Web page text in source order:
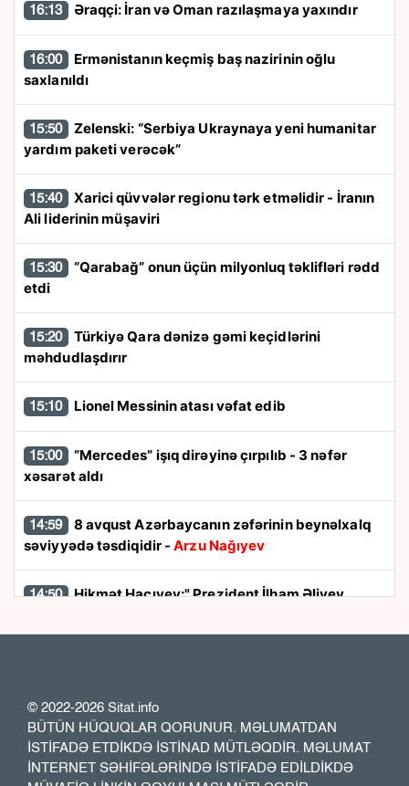
16:13 Əraqçi: İran və Oman razılaşmaya yaxındır
16:00
saxlanıldı
15:50
yardım paketi verəcək”
15:40
Ali liderinin müşaviri
15:30
etdi
15:20
məhdudlaşdırır
15:10 Lionel Messinin atası vəfat edib
15:00
xəsarət aldı
14:59
səviyyədə təsdiqidir -Arzu Nağıyev
14:50 Hikmət Hacıyev:" Prezident İlham Əliyev
14:40 Ukraynada hərbi helikopterin qəzaya
uğraması nəticəsində bort texnik ölüb
© 2022-2026 Sitat.info
BÜTÜN HÜQUQLAR QORUNUR. MƏLUMATDAN
İSTİFADƏ ETDİKDƏ İSTİNAD MÜTLƏQDİR. MƏLUMAT
İNTERNET SƏHİFƏLƏRİNDƏ İSTİFADƏ EDİLDİKDƏ